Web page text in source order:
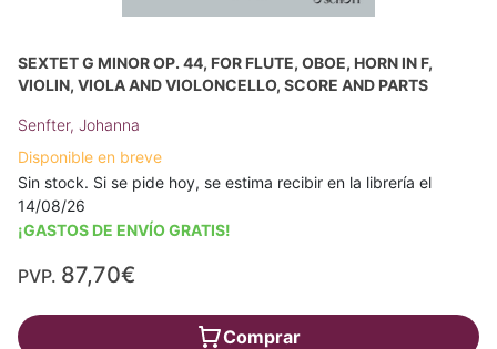
SEXTET G MINOR OP. 44, FOR FLUTE, OBOE, HORN IN F,
VIOLIN, VIOLA AND VIOLONCELLO, SCORE AND PARTS
Senfter, Johanna
Disponible en breve
Sin stock. Si se pide hoy, se estima recibir en la librería el
14/08/26
¡GASTOS DE ENVÍO GRATIS!
PVP. 87,70€
Comprar